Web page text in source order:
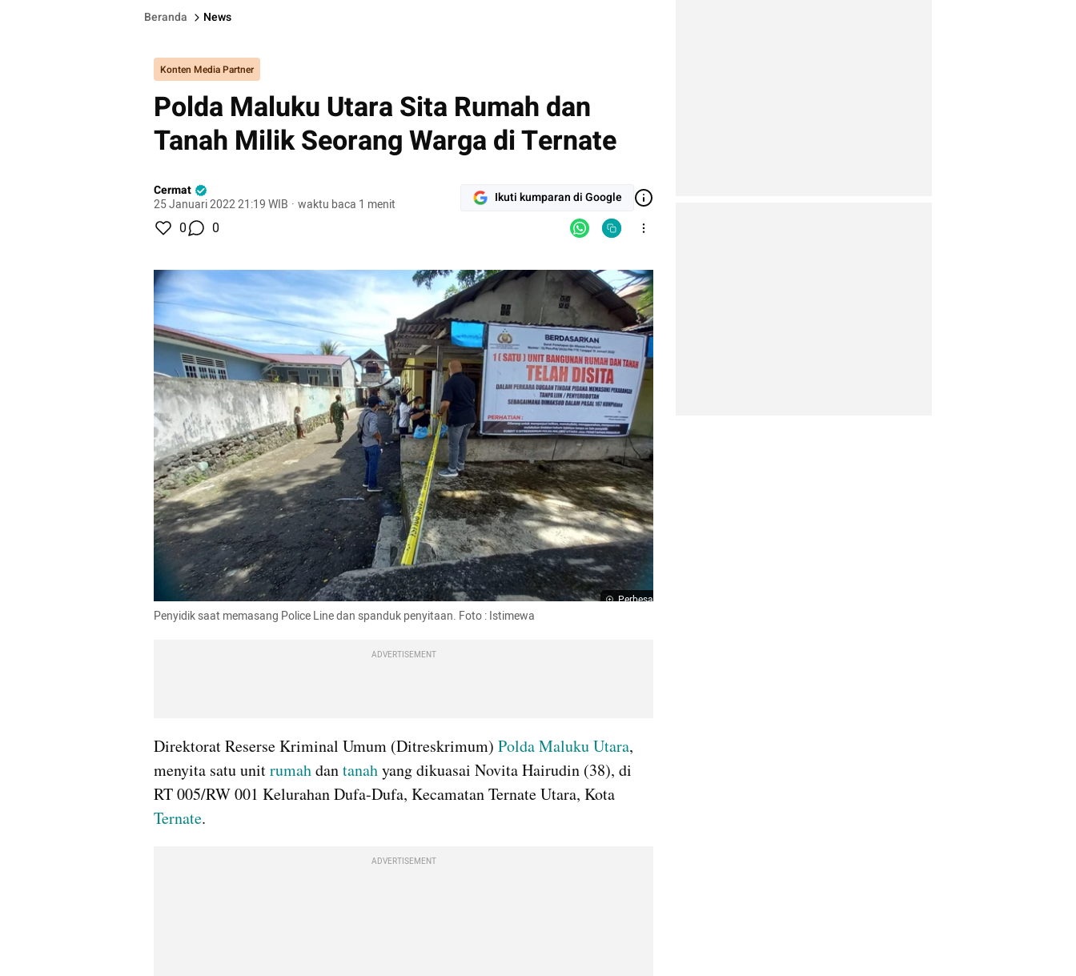
Beranda News
Konten Media Partner
Polda Maluku Utara Sita Rumah dan
Tanah Milik Seorang Warga di Ternate
Cermat
25 Januari 2022 21:19 WIB · waktu baca 1 menit Ikuti kumparan di Google
0 0
Perbesar
Penyidik saat memasang Police Line dan spanduk penyitaan. Foto : Istimewa
ADVERTISEMENT
Direktorat Reserse Kriminal Umum (Ditreskrimum) Polda Maluku Utara,
menyita satu unit rumah dan tanah yang dikuasai Novita Hairudin (38), di
Ternate.
ADVERTISEMENT